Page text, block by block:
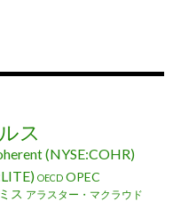
ス
(NYSE:COHR)
OECD OPEC
ス アラスター・マクラウド